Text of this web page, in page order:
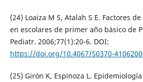
(24) Loaiza M S, Atalah S E. Factores
en escolares de primer año básico de
Pediatr. 2006;77(1):20-6. DOI:
https://doi.org/10.4067/S0370-
(25) Girón K, Espinoza L.